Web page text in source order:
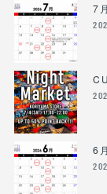
7
6